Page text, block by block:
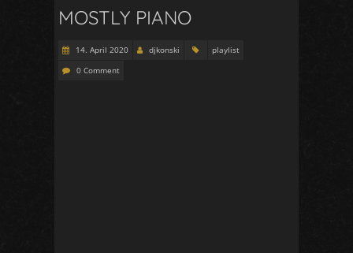
MOSTLY PIANO
14. April 2020 djkonski
playlist
0 Comment